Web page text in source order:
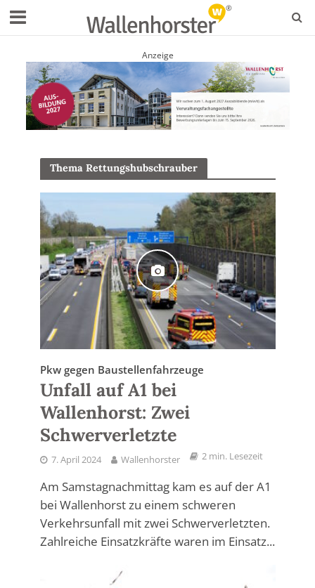
Anzeige
Thema Rettungshubschrauber
Pkw gegen Baustellenfahrzeuge
Unfall auf A1 bei
Wallenhorst: Zwei
Schwerverletzte
7. April 2024 Wallenhorster 2 min. Lesezeit
Am Samstagnachmittag kam es auf der A1
bei Wallenhorst zu einem schweren
Verkehrsunfall mit zwei Schwerverletzten.
Zahlreiche Einsatzkräfte waren im Einsatz...